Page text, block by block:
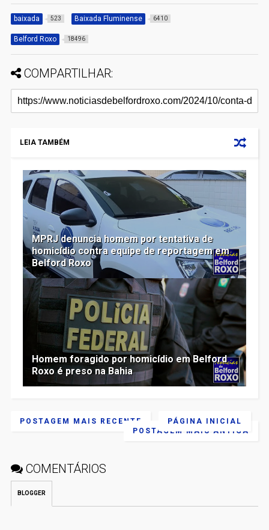
baixada 523 Baixada Fluminense 6410
Belford Roxo 18496
COMPARTILHAR:
LEIA TAMBÉM
MPRJ denuncia homem por tentativa de
homicídio contra equipe de reportagem em
Belford Roxo
Homem foragido por homicídio em Belford
Roxo é preso na Bahia
POSTAGEM MAIS RECENTE
POSTAGEM MAIS ANTIGA
PÁGINA INICIAL
COMENTÁRIOS
BLOGGER